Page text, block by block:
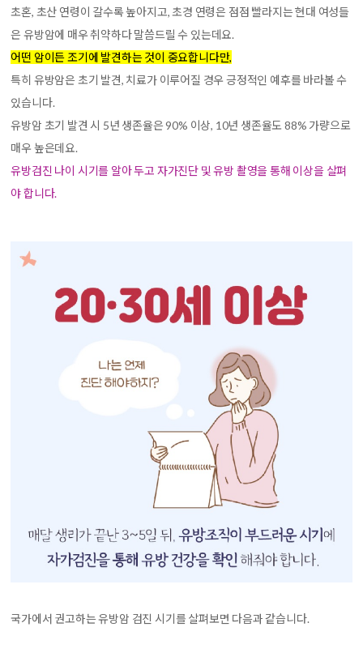
초혼, 초산 연령이 갈수록 높아지고, 초경 연령은 점점 빨라지는 현대 여성들
은 유방암에 매우 취약하다 말씀드릴 수 있는데요.
어떤 암이든 조기에 발견하는 것이 중요합니다만,
특히 유방암은 초기 발견, 치료가 이루어질 경우 긍정적인 예후를 바라볼 수
있습니다.
유방암 초기 발견 시 5년 생존율은 90% 이상, 10년 생존율도 88% 가량으로
매우 높은데요.
유방검진 나이 시기를 알아 두고 자가진단 및 유방 촬영을 통해 이상을 살펴
야 합니다.
국가에서 권고하는 유방암 검진 시기를 살펴보면 다음과 같습니다.